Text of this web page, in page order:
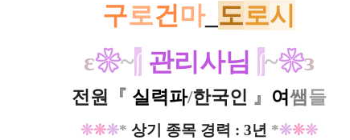
구로건마_ 도로시
ε❀~∫​ 관리사님 ∫~❀з
전원 『 실력파/한국인 』 여 쌤 들
❊❊❊* 상기 종목 경력 : 3년 *❊❊❊